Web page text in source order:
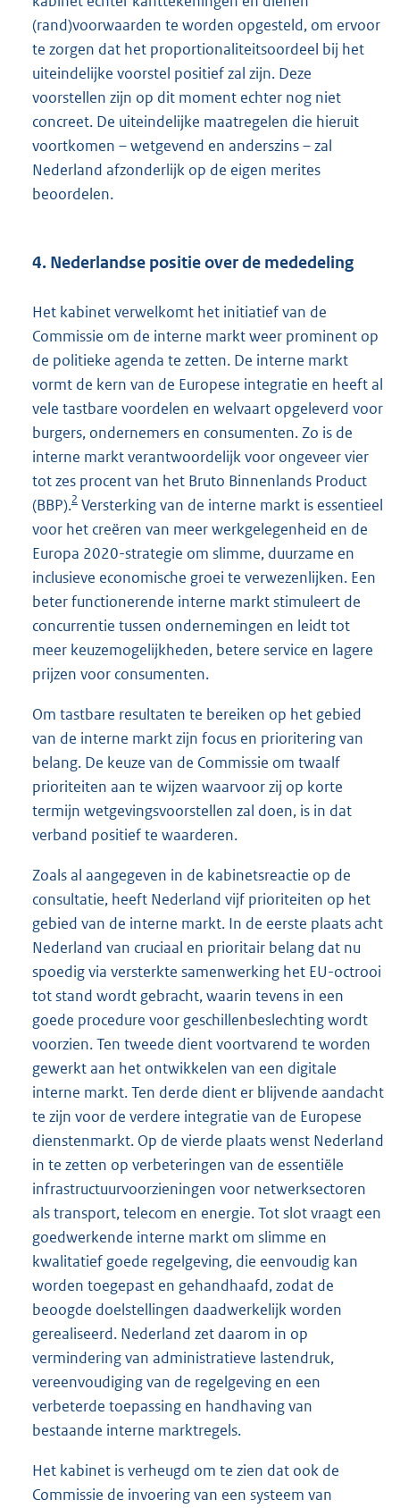
(rand)voorwaarden te worden opgesteld, om ervoor
te zorgen dat het proportionaliteitsoordeel bij het
uiteindelijke voorstel positief zal zijn. Deze
voorstellen zijn op dit moment echter nog niet
concreet. De uiteindelijke maatregelen die hieruit
voortkomen – wetgevend en anderszins – zal
Nederland afzonderlijk op de eigen merites
beoordelen.
4. Nederlandse positie over de mededeling
Het kabinet verwelkomt het initiatief van de
Commissie om de interne markt weer prominent op
de politieke agenda te zetten. De interne markt
vormt de kern van de Europese integratie en heeft al
vele tastbare voordelen en welvaart opgeleverd voor
burgers, ondernemers en consumenten. Zo is de
interne markt verantwoordelijk voor ongeveer vier
tot zes procent van het Bruto Binnenlands Product
(BBP).2 Versterking van de interne markt is essentieel
voor het creëren van meer werkgelegenheid en de
Europa 2020-strategie om slimme, duurzame en
inclusieve economische groei te verwezenlijken. Een
beter functionerende interne markt stimuleert de
concurrentie tussen ondernemingen en leidt tot
meer keuzemogelijkheden, betere service en lagere
prijzen voor consumenten.
Om tastbare resultaten te bereiken op het gebied
van de interne markt zijn focus en prioritering van
belang. De keuze van de Commissie om twaalf
prioriteiten aan te wijzen waarvoor zij op korte
termijn wetgevingsvoorstellen zal doen, is in dat
verband positief te waarderen.
Zoals al aangegeven in de kabinetsreactie op de
consultatie, heeft Nederland vijf prioriteiten op het
gebied van de interne markt. In de eerste plaats acht
Nederland van cruciaal en prioritair belang dat nu
spoedig via versterkte samenwerking het EU-octrooi
tot stand wordt gebracht, waarin tevens in een
goede procedure voor geschillenbeslechting wordt
voorzien. Ten tweede dient voortvarend te worden
gewerkt aan het ontwikkelen van een digitale
interne markt. Ten derde dient er blijvende aandacht
te zijn voor de verdere integratie van de Europese
dienstenmarkt. Op de vierde plaats wenst Nederland
in te zetten op verbeteringen van de essentiële
infrastructuurvoorzieningen voor netwerksectoren
als transport, telecom en energie. Tot slot vraagt een
goedwerkende interne markt om slimme en
kwalitatief goede regelgeving, die eenvoudig kan
worden toegepast en gehandhaafd, zodat de
beoogde doelstellingen daadwerkelijk worden
gerealiseerd. Nederland zet daarom in op
vermindering van administratieve lastendruk,
vereenvoudiging van de regelgeving en een
verbeterde toepassing en handhaving van
bestaande interne marktregels.
Het kabinet is verheugd om te zien dat ook de
Commissie de invoering van een systeem van